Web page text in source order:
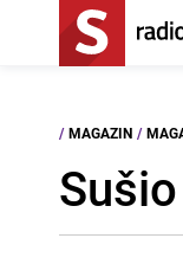
/ MAGAZIN /